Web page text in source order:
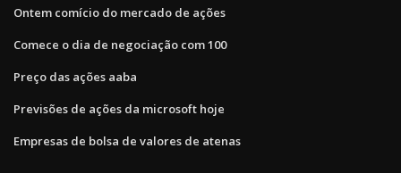
Ontem comício do mercado de ações
Comece o dia de negociação com 100
Preço das ações aaba
Previsões de ações da microsoft hoje
Empresas de bolsa de valores de atenas